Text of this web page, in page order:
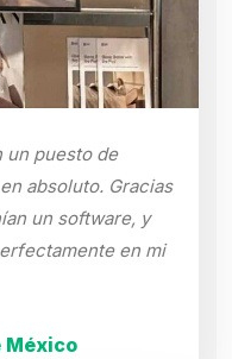
un puesto de
absoluto. Gracias
un software, y
en mi
México